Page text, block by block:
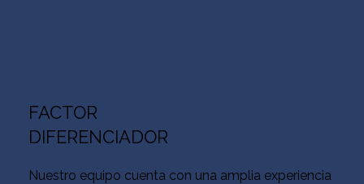
FACTOR
DIFERENCIADOR
Nuestro equipo cuenta con una amplia experiencia